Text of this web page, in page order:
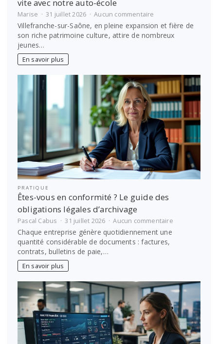
vite avec notre auto-école
Marise 31 juillet 2026 Aucun commentaire
Permis
de
conduire
:
vite
avec
notre
auto-
école
Villefranche-sur-Saône, en pleine expansion et fière de
son riche patrimoine culture, attire de nombreux
jeunes…
En savoir plus
PRATIQUE
Êtes-vous en conformité ? Le guide des
obligations légales d’archivage
Pascal Cabus 31 juillet 2026 Aucun commentairesur
des
obligations
légales
d’archivage
Chaque entreprise génère quotidiennement une
quantité considérable de documents : factures,
contrats, bulletins de paie,…
En savoir plus